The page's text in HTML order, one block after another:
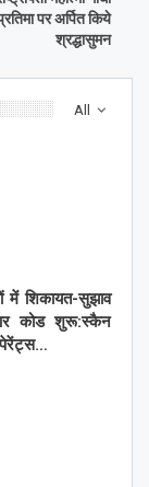
पर अर्पित किये
श्रद्धासुमन
All
में शिकायत-सुझाव
कोड शुरू:स्कैन